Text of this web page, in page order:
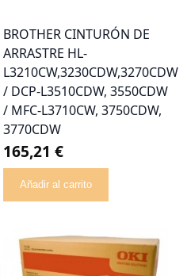
BROTHER CINTURÓN DE
ARRASTRE HL-
L3210CW,3230CDW,3270CDW
/ DCP-L3510CDW, 3550CDW
/ MFC-L3710CW, 3750CDW,
3770CDW
165,21 €
Añadir al carrito